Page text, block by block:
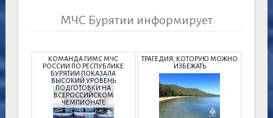
МЧС Бурятии информирует
КОМАНДА ГИМС МЧС
РОССИИ ПО РЕСПУБЛИКЕ
БУРЯТИИ ПОКАЗАЛА
ВЫСОКИЙ УРОВЕНЬ
ПОДГОТОВКИ НА
ВСЕРОССИЙСКОМ
ЧЕМПИОНАТЕ
ТРАГЕДИЯ, КОТОРУЮ МОЖНО
ИЗБЕЖАТЬ